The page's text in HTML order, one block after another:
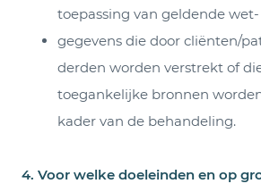
toepassing van geldende
gegevens die door cliënten/
derden worden verstrekt of
toegankelijke bronnen
kader van de behandeling.
4. Voor welke doeleinden en op